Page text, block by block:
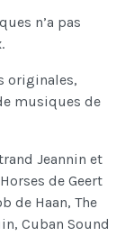
n’a pas
originales,
musiques de
Jeannin et
de Geert
de Haan, The
Cuban Sound